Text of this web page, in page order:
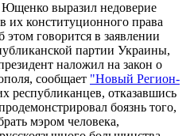
выразил недоверие
их конституционного права
говорится в заявлении
партии Украины,
наложил на закон о
сообщает "Новый Регион-
отказавшись
боязнь того,
мэром человека,